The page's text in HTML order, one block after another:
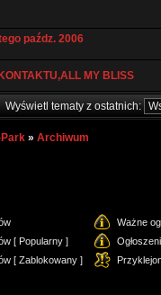
paźdz. 2006
MY BLISS
Wyświetl tematy z ostatnich:
» Archiwum
Ważne
[ Popularny ]
[ Zablokowany ]